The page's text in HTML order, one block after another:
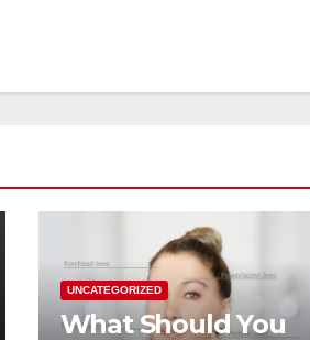
UNCATEGORIZED
What Should You